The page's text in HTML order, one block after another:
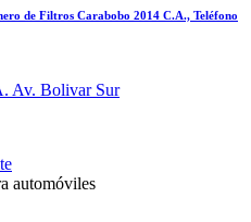
de Filtros Carabobo 2014 C.A., Teléfono
Av. Bolivar Sur
automóviles